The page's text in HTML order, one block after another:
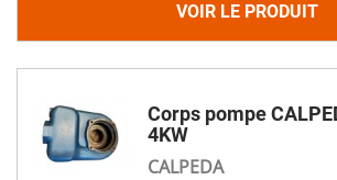
VOIR LE PRODUIT
Corps pompe
4KW
CALPEDA